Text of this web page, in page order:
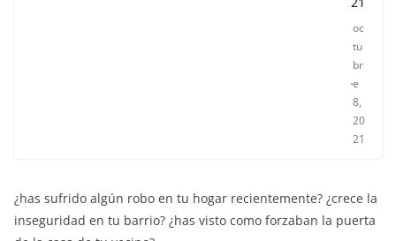
oc
tu
br
e
8,
20
21
¿has sufrido algún robo en tu hogar recientemente? ¿crece la
inseguridad en tu barrio? ¿has visto como forzaban la puerta